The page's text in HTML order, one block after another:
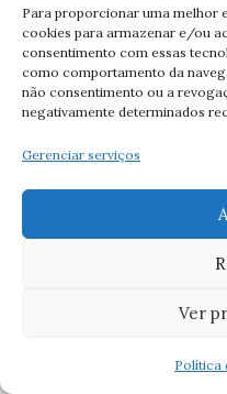
Para proporcionar uma melhor
cookies para armazenar e/ou
consentimento com essas
como comportamento da
não consentimento ou a
negativamente determinados
Gerenciar serviços
Ver
Política
Terço no Lar(1)
Terço por Dia(3)
Terços(11)
Tradições Católicas
Virgem Santíssima(1)